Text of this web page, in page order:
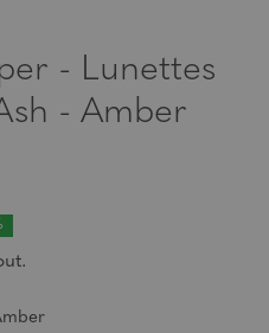
- Lunettes
- Amber